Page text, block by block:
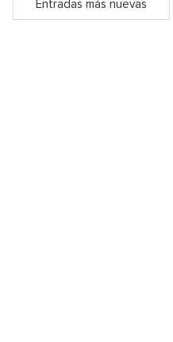
Entradas más nuevas